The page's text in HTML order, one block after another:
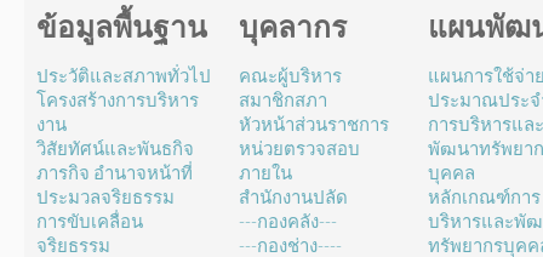
ข้อมูลพื้นฐาน
ประวัติและสภาพทั่วไป
โครงสร้างการบริหาร
งาน
วิสัยทัศน์และพันธกิจ
ภารกิจ อำนาจหน้าที่
ประมวลจริยธรรม
การขับเคลื่อน
จริยธรรม
บุคลากร
คณะผู้บริหาร
สมาชิกสภา
หัวหน้าส่วนราชการ
หน่วยตรวจสอบ
ภายใน
สำนักงานปลัด
---กองคลัง---
---กองช่าง----
แผนพัฒ
แผนการใช้จ่า
ประมาณประ
การบริหารแล
พัฒนาทรัพยา
บุคคล
หลักเกณฑ์การ
บริหารและพั
ทรัพยากรบุคค